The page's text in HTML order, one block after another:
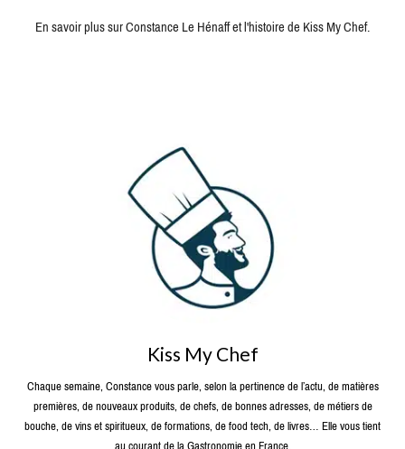
En savoir plus sur Constance Le Hénaff et l'histoire de Kiss My Chef.
Kiss My Chef
Chaque semaine, Constance vous parle, selon la pertinence de l’actu, de matières
premières, de nouveaux produits, de chefs, de bonnes adresses, de métiers de
bouche, de vins et spiritueux, de formations, de food tech, de livres… Elle vous tient